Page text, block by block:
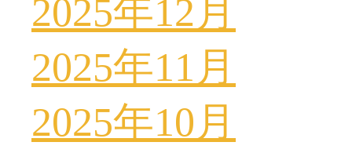
2025年12月
2025年11月
2025年10月